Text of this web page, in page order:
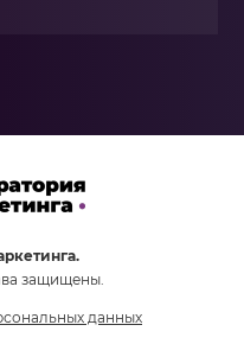
защищены.
данных